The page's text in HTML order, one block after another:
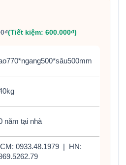
(Tiết kiệm: 600.000₫)
năm tại nhà
0933.48.1979
HN: